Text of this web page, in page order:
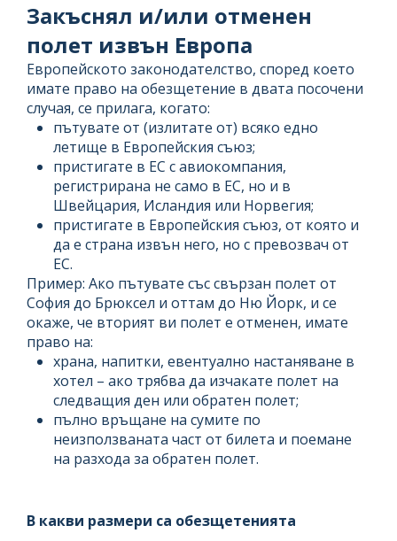
Закъснял и/или отменен
полет извън Европа
Европейското законодателство, според което
имате право на обезщетение в двата посочени
случая, се прилага, когато:
пътувате от (излитате от) всяко едно
летище в Европейския съюз;
пристигате в ЕС с авиокомпания,
регистрирана не само в ЕС, но и в
Швейцария, Исландия или Норвегия;
пристигате в Европейския съюз, от която и
да е страна извън него, но с превозвач от
ЕС.
Пример: Ако пътувате със свързан полет от
София до Брюксел и оттам до Ню Йорк, и се
окаже, че вторият ви полет е отменен, имате
право на:
храна, напитки, евентуално настаняване в
хотел – ако трябва да изчакате полет на
следващия ден или обратен полет;
пълно връщане на сумите по
неизползваната част от билета и поемане
на разхода за обратен полет.
В какви размери са обезщетенията